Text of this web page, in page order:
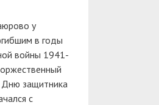
у
в годы
войны 1941-
защитника
с